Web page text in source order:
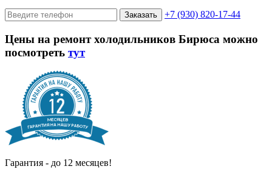
Заказать +7 (930) 820-17-44
Цены на ремонт холодильников Бирюса можно
посмотреть тут
Гарантия - до 12 месяцев!